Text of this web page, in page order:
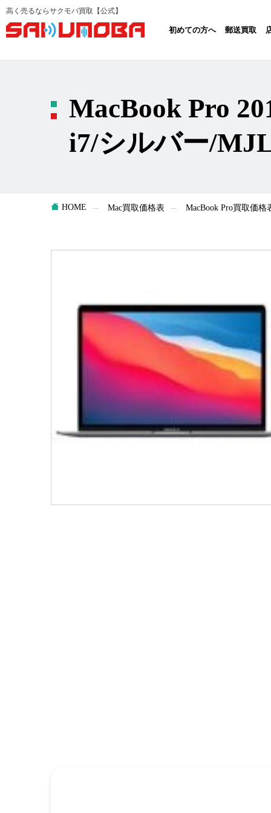
高く売るならサクモバ買取【公式】
初めての方へ 郵送買取
MacBook Pro
i7/シルバー/
HOME Mac買取価格表 MacBook Pro買取価格